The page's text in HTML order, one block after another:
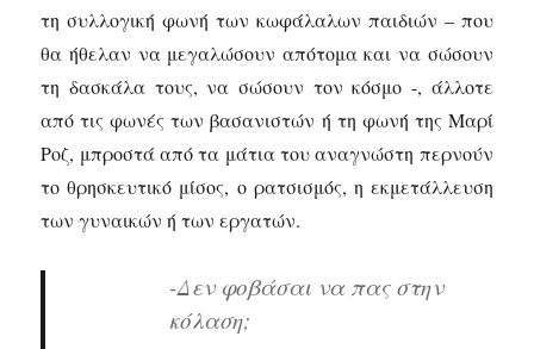
τη συλλογική φωνή των κωφάλαλων παιδιών – που
θα ήθελαν να μεγαλώσουν απότομα και να σώσουν
τη δασκάλα τους, να σώσουν τον κόσμο -, άλλοτε
από τις φωνές των βασανιστών ή τη φωνή της Μαρί
Ροζ, μπροστά από τα μάτια του αναγνώστη περνούν
το θρησκευτικό μίσος, ο ρατσισμός, η εκμετάλλευση
των γυναικών ή των εργατών.
-Δεν φοβάσαι να πας στην
κόλαση;